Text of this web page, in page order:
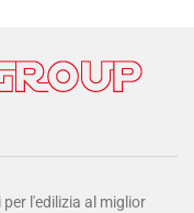
l'edilizia al miglior